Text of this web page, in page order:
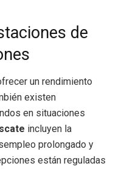
de
un rendimiento
existen
en situaciones
incluyen la
prolongado y
están reguladas